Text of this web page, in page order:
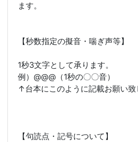
ます。
【秒数指定の擬音・喘ぎ声等】
1秒3文字として承ります。
例）@@@（1秒の〇〇音）
↑台本にこのように記載お願い致
【句読点・記号について】